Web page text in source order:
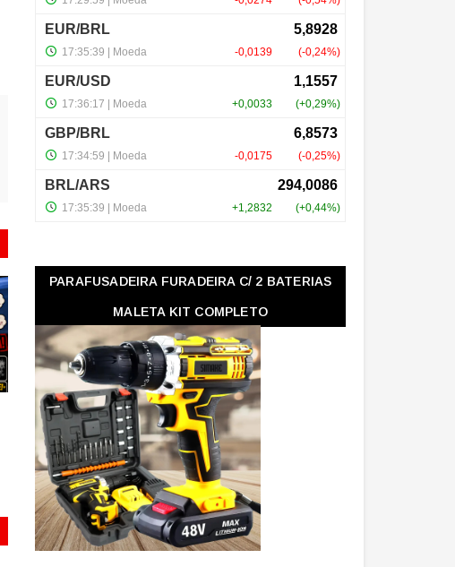
PARAFUSADEIRA FURADEIRA C/ 2 BATERIAS
MALETA KIT COMPLETO